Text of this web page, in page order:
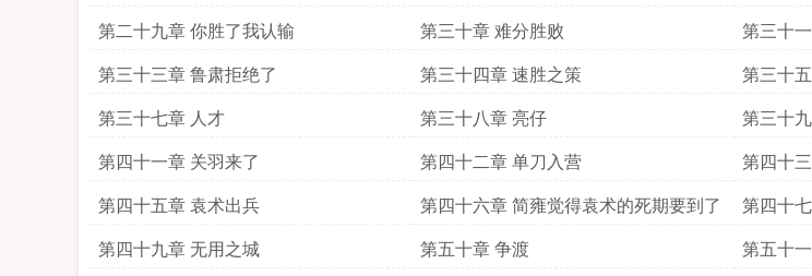
第二十九章 你胜了我认输
第三十章 难分胜败 第三十
第三十三章 鲁肃拒绝了
第三十四章 速胜之策 第三十
第三十七章 人才
第三十八章 亮仔 第三十
第四十一章 关羽来了
第四十二章 单刀入营 第四十
第四十五章 袁术出兵
第四十六章 简雍觉得袁术的死期要到了 第四十
第四十九章 无用之城
第五十章 争渡 第五十